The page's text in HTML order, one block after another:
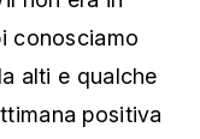
conosciamo
alti e qualche
positiva